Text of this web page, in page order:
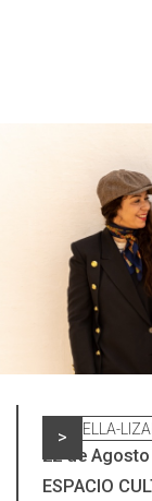
ESTELLA-
22 de Agosto
ESPACIO
>